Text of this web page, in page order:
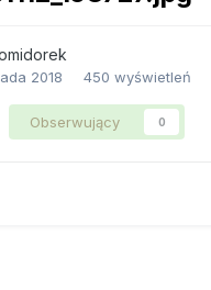
2018 450 wyświetleń
Obserwujący 0